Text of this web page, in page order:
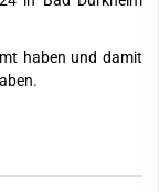
haben und damit